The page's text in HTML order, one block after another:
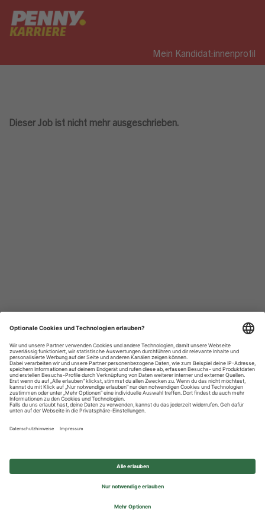
Mein Kandidat:innenprofil
Dieser Job ist nicht mehr ausgeschrieben.
Datenschutzhinweise
Impressum
Privatsphäre-Einstellungen
© 2026 REWE Group - All rights reserved